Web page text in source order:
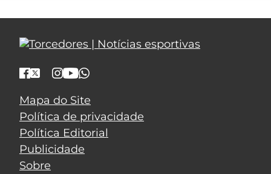
Mapa do Site
Política de privacidade
Política Editorial
Publicidade
Sobre